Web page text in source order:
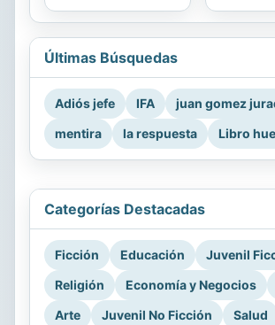
Últimas Búsquedas
Adiós jefe IFA
juan gomez
mentira
la respuesta Libro
Categorías Destacadas
Ficción Educación
Juvenil
Religión
Economía y Negocios
Arte
Juvenil No Ficción Salud